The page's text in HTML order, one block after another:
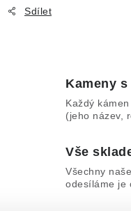
Sdílet
Kameny
Každý
(jeho název,
Vše
Všechny
odesíláme je